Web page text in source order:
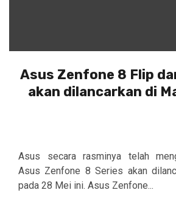
Asus Zenfone 8 Flip
akan dilancarkan di
Asus secara rasminya telah
Asus Zenfone 8 Series akan
pada 28 Mei ini. Asus Zenfone...